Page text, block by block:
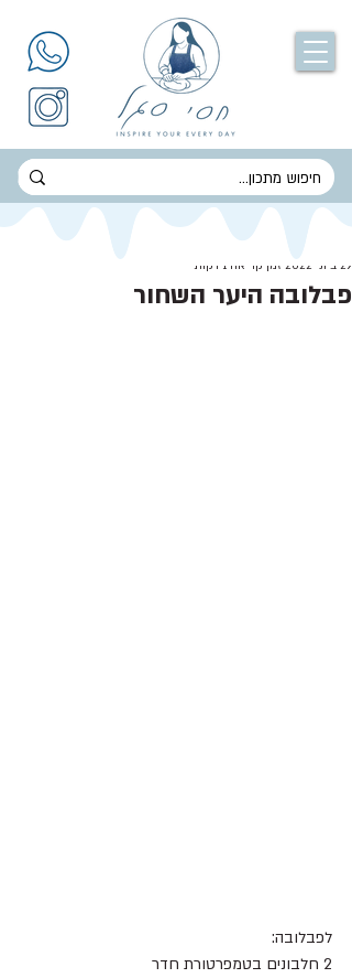
פבלובה היער השחור
29 ביוני 2022
זמן קריאה 1 דקות
לפבלובה:
2 חלבונים בטמפרטורת חדר